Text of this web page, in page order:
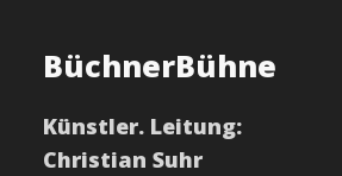
BüchnerBühne
Künstler. Leitung:
Christian Suhr